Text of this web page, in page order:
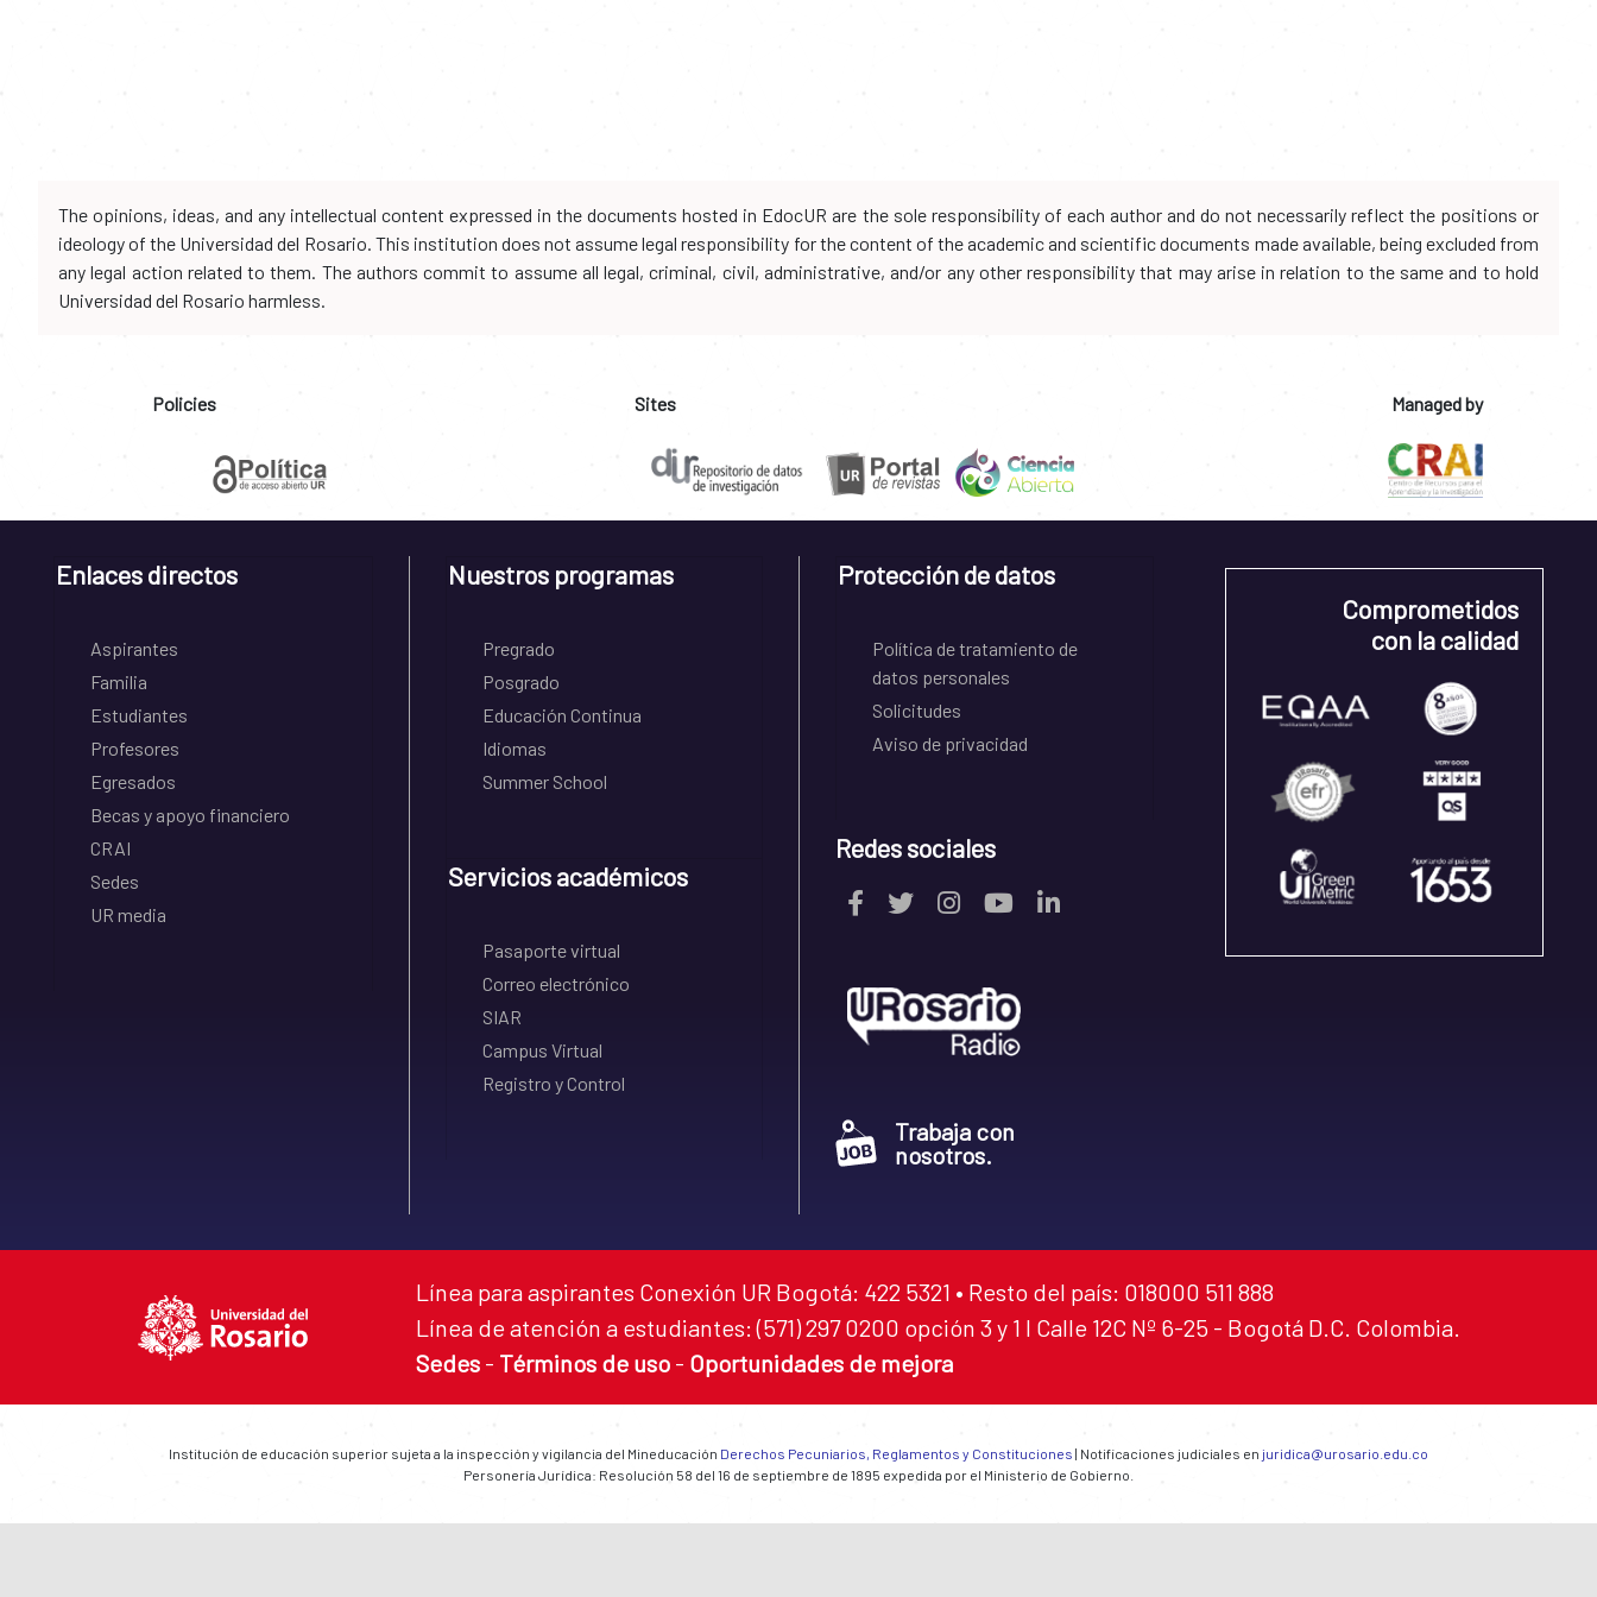
The opinions, ideas, and any intellectual content expressed in the documents hosted in EdocUR are the sole responsibility of each author and do not necessarily reflect the positions or
ideology of the Universidad del Rosario. This institution does not assume legal responsibility for the content of the academic and scientific documents made available, being excluded from
any legal action related to them. The authors commit to assume all legal, criminal, civil, administrative, and/or any other responsibility that may arise in relation to the same and to hold
Universidad del Rosario harmless.
Policies Sites Managed by
Enlaces directos
Aspirantes
Familia
Estudiantes
Profesores
Egresados
Becas y apoyo financiero
CRAI
Sedes
UR media
Nuestros programas
Pregrado
Posgrado
Educación Continua
Idiomas
Summer School
Servicios académicos
Pasaporte virtual
Correo electrónico
SIAR
Campus Virtual
Registro y Control
Protección de datos
Política de tratamiento de
datos personales
Solicitudes
Aviso de privacidad
Redes sociales
Trabaja con
nosotros.
Comprometidos
con la calidad
Línea para aspirantes Conexión UR Bogotá: 422 5321 • Resto del país: 018000 511 888
Línea de atención a estudiantes: (571) 297 0200 opción 3 y 1 I Calle 12C Nº 6-25 - Bogotá D.C. Colombia.
Sedes - Términos de uso - Oportunidades de mejora
Institución de educación superior sujeta a la inspección y vigilancia del Mineducación Derechos Pecuniarios, Reglamentos y Constituciones | Notificaciones judiciales en juridica@urosario.edu.co
Personería Jurídica: Resolución 58 del 16 de septiembre de 1895 expedida por el Ministerio de Gobierno.